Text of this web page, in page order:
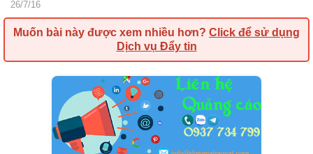
26/7/16
Muốn bài này được xem nhiều hơn? Click để sử dụng
Dịch vụ Đẩy tin